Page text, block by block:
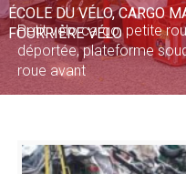
ÉCOLE DU VÉLO, CARGO
FOURRIÈRE VÉLO
Petit vélo cargo, petite
déportée, plateforme
roue avant